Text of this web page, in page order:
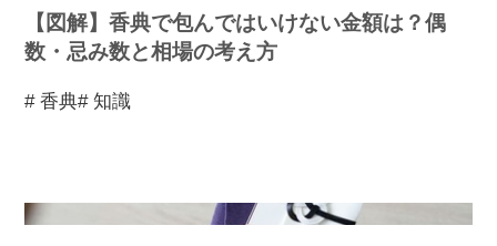
【図解】香典で包んではいけない金額は？偶
数・忌み数と相場の考え方
# 香典# 知識